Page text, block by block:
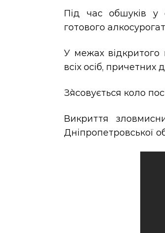
Під час обшуків у
готового
У межах відкритого
всіх осіб, причетних
З`ясовується коло
Викриття
Дніпропетровської